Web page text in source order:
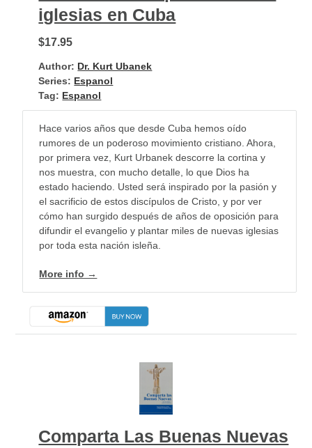
iglesias en Cuba
$17.95
Author: Dr. Kurt Ubanek
Series: Espanol
Tag: Espanol
Hace varios años que desde Cuba hemos oído
rumores de un poderoso movimiento cristiano. Ahora,
por primera vez, Kurt Urbanek descorre la cortina y
nos muestra, con mucho detalle, lo que Dios ha
estado haciendo. Usted será inspirado por la pasión y
el sacrificio de estos discípulos de Cristo, y por ver
cómo han surgido después de años de oposición para
difundir el evangelio y plantar miles de nuevas iglesias
por toda esta nación isleña.
More info →
Comparta Las Buenas Nuevas